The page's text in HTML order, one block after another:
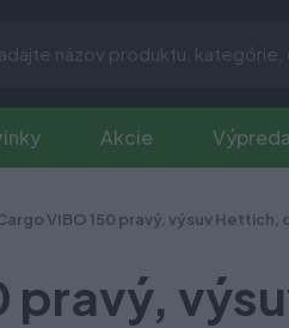
Akcie
VIBO 150 pravý, výsuv
pravý,